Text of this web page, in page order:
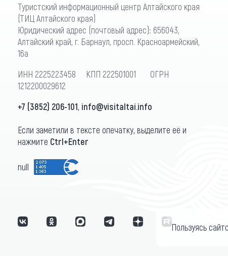
Туристский информационный центр Алтайского края
(ТИЦ Алтайского края)
Юридический адрес (почтовый адрес): 656043,
Алтайский край, г. Барнаул, просп. Красноармейский,
16а
ИНН 2225223458 КПП 222501001 ОГРН
1212200029612
+7 (3852) 206-101, info@visitaltai.info
Если заметили в тексте опечатку, выделите её и
нажмите Ctrl+Enter
null
Пользуясь